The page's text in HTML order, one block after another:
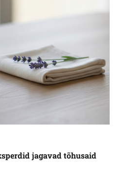
jagavad tõhusaid